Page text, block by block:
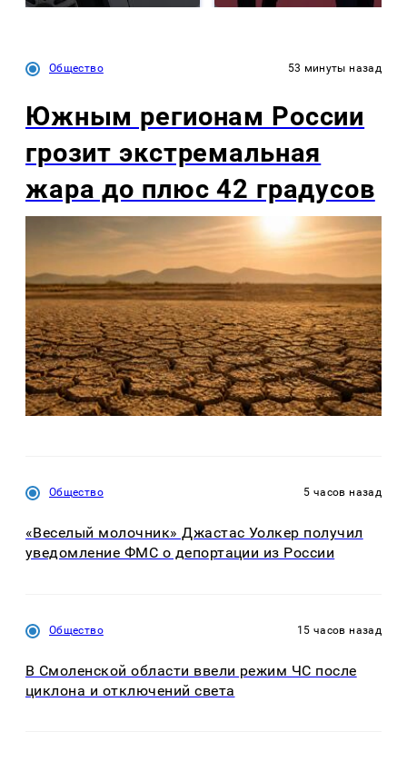
Общество 53 минуты назад
Южным регионам России
грозит экстремальная
жара до плюс 42 градусов
Общество 5 часов назад
«Веселый молочник» Джастас Уолкер получил
уведомление ФМС о депортации из России
Общество 15 часов назад
В Смоленской области ввели режим ЧС после
циклона и отключений света